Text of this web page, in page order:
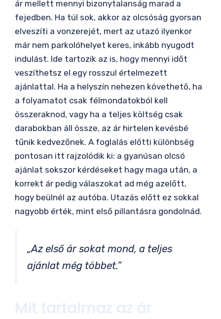
ár mellett mennyi bizonytalanság marad a
fejedben. Ha túl sok, akkor az olcsóság gyorsan
elveszíti a vonzerejét, mert az utazó ilyenkor
már nem parkolóhelyet keres, inkább nyugodt
indulást. Ide tartozik az is, hogy mennyi időt
veszíthetsz el egy rosszul értelmezett
ajánlattal. Ha a helyszín nehezen követhető, ha
a folyamatot csak félmondatokból kell
összeraknod, vagy ha a teljes költség csak
darabokban áll össze, az ár hirtelen kevésbé
tűnik kedvezőnek. A foglalás előtti különbség
pontosan itt rajzolódik ki: a gyanúsan olcsó
ajánlat sokszor kérdéseket hagy maga után, a
korrekt ár pedig válaszokat ad még azelőtt,
hogy beülnél az autóba. Utazás előtt ez sokkal
nagyobb érték, mint első pillantásra gondolnád.
„Az első ár sokat mond, a teljes
ajánlat még többet.”
Mit tartalmaz az ár